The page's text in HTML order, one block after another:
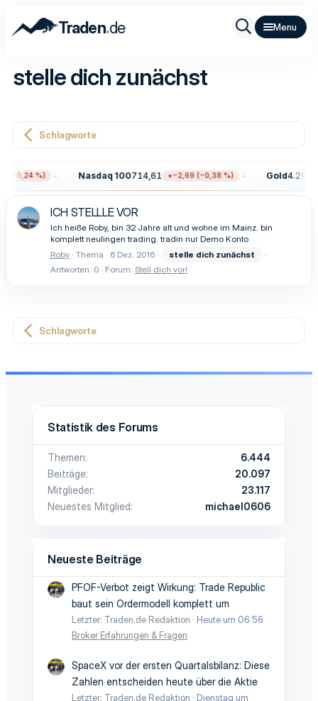
Traden.de
stelle dich zunächst
Schlagworte
(−0,24 %) Nasdaq 100714,61 −2,69 (−0,38 %) Gold
ICH STELLLE VOR
Ich heiße Roby, bin 32 Jahre alt und wohne im Mainz. bin
komplett neulingen trading. tradin nur Demo Konto
Roby Thema 6 Dez. 2016 stelle dich zunächst
Antworten: 0
Forum: Stell dich vor!
Schlagworte
Statistik des Forums
Themen
6.444
Beiträge
20.097
Mitglieder
23.117
Neuestes Mitglied
michael0606
Neueste Beiträge
PFOF-Verbot zeigt Wirkung: Trade Republic
baut sein Ordermodell komplett um
Letzter: Traden.de Redaktion
Heute um 06:56
Broker Erfahrungen & Fragen
SpaceX vor der ersten Quartalsbilanz: Diese
Zahlen entscheiden heute über die Aktie
Letzter: Traden.de Redaktion
Dienstag um